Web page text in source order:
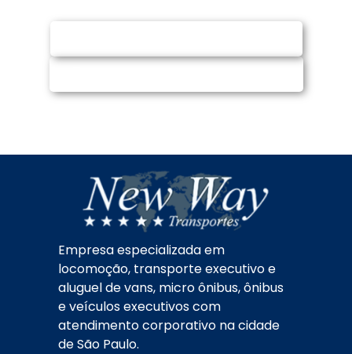
Empresa especializada em
locomoção, transporte executivo e
aluguel de vans, micro ônibus, ônibus
e veículos executivos com
atendimento corporativo na cidade
de São Paulo.